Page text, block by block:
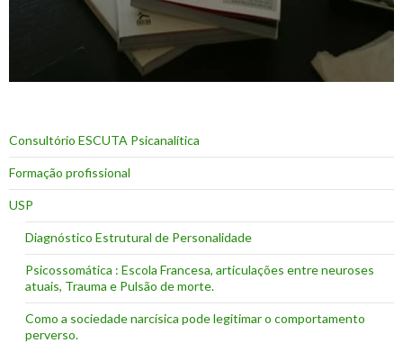
Consultório ESCUTA Psicanalítica
Formação profissional
USP
Diagnóstico Estrutural de Personalidade
Psicossomática : Escola Francesa, articulações entre neuroses
atuais, Trauma e Pulsão de morte.
Como a sociedade narcísica pode legitimar o comportamento
perverso.